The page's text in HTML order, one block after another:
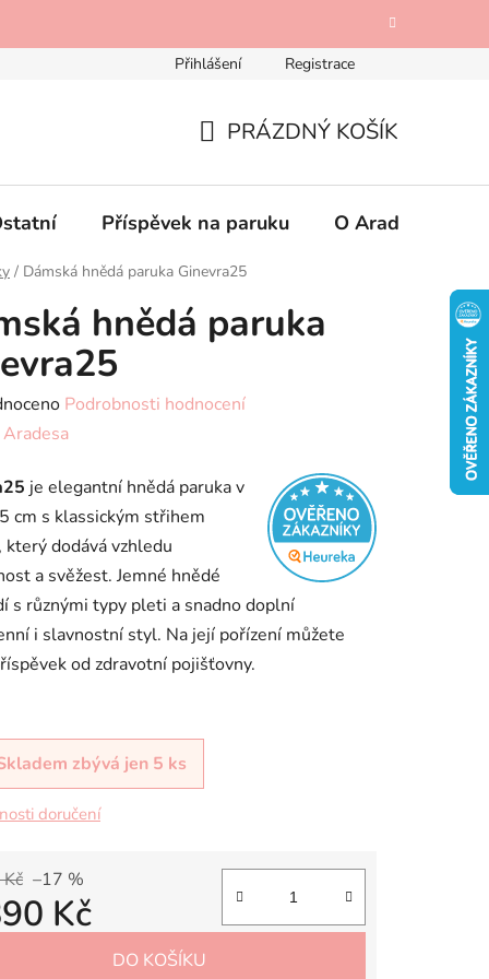
Odstoupení od kupní smlouvy Mimosoudní řešení
Přihlášení Registrace
KOŠÍK
PRÁZDNÝ KOŠÍK
Příspěvek na paruku O Aradese
/ Dámská hnědá paruka Ginevra25
hnědá paruka
Podrobnosti hodnocení
Aradesa
je elegantní hnědá paruka v
cm s klassickým střihem
který dodává vzhledu
a svěžest. Jemné hnědé
s různými typy pleti a snadno doplní
i slavnostní styl. Na její pořízení můžete
od zdravotní pojišťovny.
zbývá jen 5 ks
doručení
–17 %
Kč
DO KOŠÍKU